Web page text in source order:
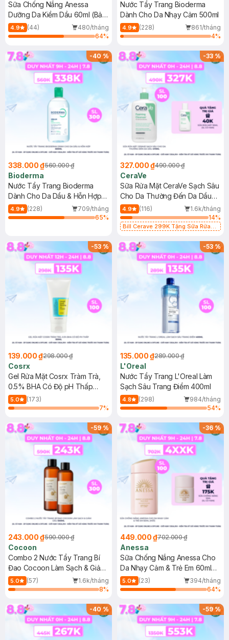
Sữa Chống Nắng Anessa
Dưỡng Da Kiềm Dầu 60ml (Bản
Mới)
4.9 (44)
480/tháng
64%
Nước Tẩy Trang Bioderma
Dành Cho Da Nhạy Cảm 500ml
4.9 (228)
861/tháng
4%
-40%
338.000 ₫560.000 ₫
Bioderma
Nước Tẩy Trang Bioderma
Dành Cho Da Dầu & Hỗn Hợp
500ml
4.9 (228)
709/tháng
65%
-33%
327.000 ₫490.000 ₫
CeraVe
Sữa Rửa Mặt CeraVe Sạch Sâu
Cho Da Thường Đến Da Dầu
473ml
4.9 (116)
1.6k/tháng
14%
Bill Cerave 299K Tặng Sữa Rửa
-53%
139.000 ₫298.000 ₫
Cosrx
Gel Rửa Mặt Cosrx Tràm Trà,
0.5% BHA Có Độ pH Thấp
150ml
5.0
(173)
7%
-53%
135.000 ₫289.000 ₫
L'Oreal
Nước Tẩy Trang L'Oreal Làm
Sạch Sâu Trang Điểm 400ml
4.8 (298)
984/tháng
54%
-59%
243.000 ₫590.000 ₫
Cocoon
Combo 2 Nước Tẩy Trang Bí
Đao Cocoon Làm Sạch & Giảm
Dầu 500ml
5.0 (57)
1.6k/tháng
8%
-36%
449.000 ₫702.000 ₫
Anessa
Sữa Chống Nắng Anessa Cho
Da Nhạy Cảm & Trẻ Em 60ml
(Mới)
5.0 (23)
394/tháng
64%
-40% -59%